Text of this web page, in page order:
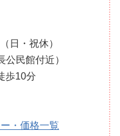
日・祝休）
公民館付近）
歩10分
・価格一覧